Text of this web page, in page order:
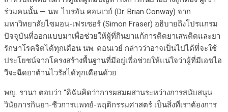
ร่วมคนนั้น — นพ. ไบรอัน คอนเวย์ (Dr. Brian Conway) จาก
มหาวิทยาลัยไซมอน-เฟรเซอร์ (Simon Fraser) อธิบายถึงโปรแกรม
ปัจจุบันที่ออกแบบมาเพื่อช่วยให้ผู้ที่กินยาแก้การติดยาเสพติดและยา
รักษาโรคจิตได้ทุกเดือน นพ. คอนเวย์ กล่าวว่าอาจเป็นไปได้ที่จะใช้
ประโยชน์จากโครงสร้างพื้นฐานที่มีอยู่เพื่อช่วยให้แน่ใจว่าผู้ที่มีเอชไอ
วีจะฉีดยาต้านไวรัสได้ทุกเดือนด้วย
พญ. รานา ตอบว่า “ดิฉันคิดว่าการผสมผสานระหว่างการสนับสนุน
วินัยการกินยา-ชีวการแพทย์-พฤติกรรมศาสตร์ เป็นสิ่งที่เราต้องการ